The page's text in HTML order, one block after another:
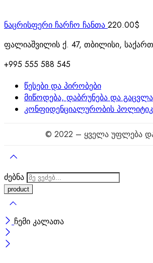
ნაცრისფერი ჩარჩო ჩანთა 220.00$
ფალიაშვილის ქ. 47, თბილისი,
+995 555 588 545
წესები და პირობები
მიწოდება, დაბრუნება და გაცვლა
კონფიდენციალურობის
© 2022 – ყველა უფლება
ძებნა
ჩემი კალათა